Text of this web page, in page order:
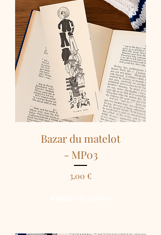
Bazar du matelot
- MP03
Prix
3,00 €